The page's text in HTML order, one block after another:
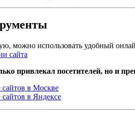
можно использовать удобный
сайта
привлекал посетителей, но и
в Москве
в Яндексе